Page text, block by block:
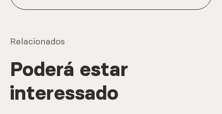
Relacionados
Poderá estar
interessado